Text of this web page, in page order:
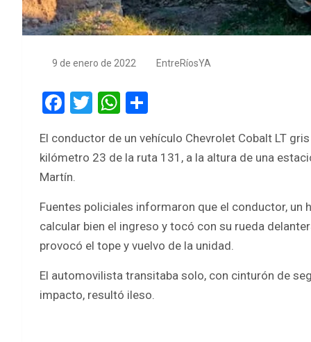
9 de enero de 2022 EntreRíosYA
F
ce
b
o
k
T
tt
er
W
at
s
p
p
ar
e
El conductor de un vehículo Chevrolet Cobalt LT
kilómetro 23 de la ruta 131, a la altura de una
Martín.
Fuentes policiales informaron que el conductor,
calcular bien el ingreso y tocó con su rueda
provocó el tope y vuelvo de la unidad.
El automovilista transitaba solo, con cinturón de
impacto, resultó ileso.